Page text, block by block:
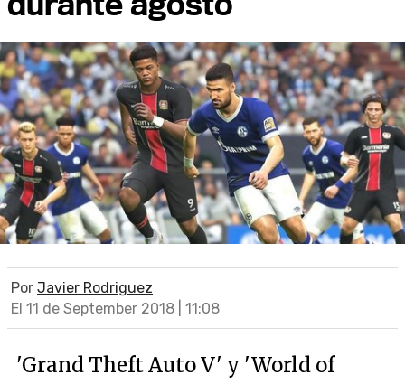
Por Javier Rodriguez
El 11 de September 2018 | 11:08
'Grand Theft Auto V' y 'World of